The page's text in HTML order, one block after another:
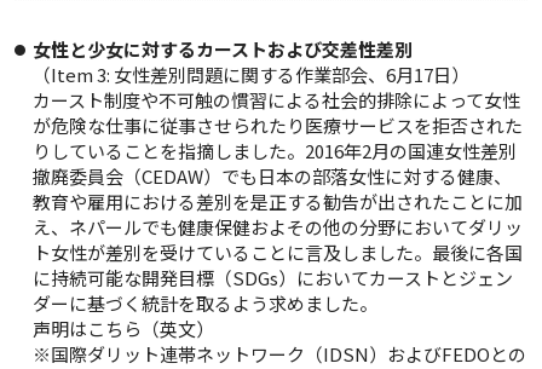
女性と少女に対するカーストおよび交差性差別
（Item 3: 女性差別問題に関する作業部会、6月17日）
カースト制度や不可触の慣習による社会的排除によって女性
が危険な仕事に従事させられたり医療サービスを拒否された
りしていることを指摘しました。2016年2月の国連女性差別
撤廃委員会（CEDAW）でも日本の部落女性に対する健康、
教育や雇用における差別を是正する勧告が出されたことに加
え、ネパールでも健康保健およその他の分野においてダリッ
ト女性が差別を受けていることに言及しました。最後に各国
に持続可能な開発目標（SDGs）においてカーストとジェン
ダーに基づく統計を取るよう求めました。
声明はこちら （英文）
※国際ダリット連帯ネットワーク（IDSN）およびFEDOとの